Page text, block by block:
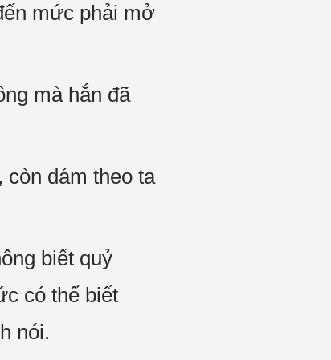
mức phải mở
mà hắn đã
dám theo ta
biết quỷ
có thể biết
nói.